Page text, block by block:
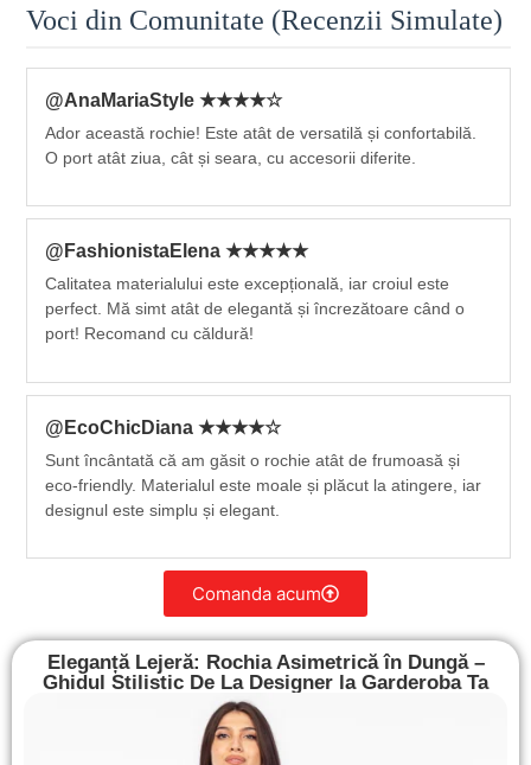
Voci din Comunitate (Recenzii Simulate)
@AnaMariaStyle ★★★★☆
Ador această rochie! Este atât de versatilă și confortabilă.
O port atât ziua, cât și seara, cu accesorii diferite.
@FashionistaElena ★★★★★
Calitatea materialului este excepțională, iar croiul este
perfect. Mă simt atât de elegantă și încrezătoare când o
port! Recomand cu căldură!
@EcoChicDiana ★★★★☆
Sunt încântată că am găsit o rochie atât de frumoasă și
eco-friendly. Materialul este moale și plăcut la atingere, iar
designul este simplu și elegant.
Comanda acum
Eleganță Lejeră: Rochia Asimetrică în Dungă –
Ghidul Stilistic De La Designer la Garderoba Ta